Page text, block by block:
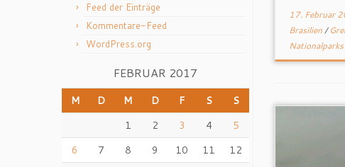
Feed der Einträge
Kommentare-Feed
WordPress.org
FEBRUAR 2017
M D M D F S
S
1
2 3 4
5
6
7 8 9 10 11
12
17. Februar
Brasilien/
Nationalparks